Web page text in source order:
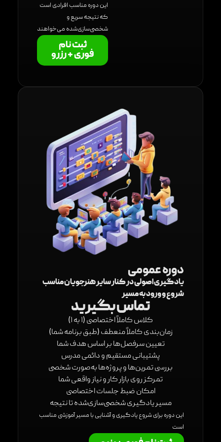
این دوره مناسب افرادی است
که نتیجه سریع و
شخصی‌سازی‌شده می‌خواهند
ثبت نام
فوری + رزرو
دوره عمومی
یادگیری اصولی در کنار سایر هنرجویان مناسب
شروع و ورود به مسیر
تماس بگیرید
کلاس کاملاً اختصاصی (۱ به ۱)
زمان‌بندی کاملاً منعطف (طبق برنامه شما)
تعیین سرفصل‌ها بر اساس هدف شما
پشتیبانی مستقیم و دائمی مدرس
بررسی تمرین‌ها و پروژه‌ها به‌صورت شخصی
تمرکز روی بازار کار و نیاز واقعی شما
امکان ضبط جلسات اختصاصی
مسیر یادگیری شخصی‌سازی‌شده تا نتیجه
این دوره برای شروع یادگیری و آشنایی با مسیر آموزشی مناسب
است